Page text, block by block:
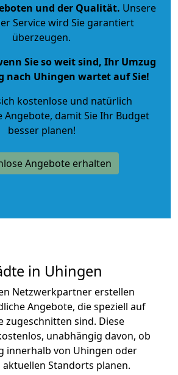
und der Qualität. Unsere
Service wird Sie garantiert
überzeugen.
Sie so weit sind, Ihr Umzug
nach Uhingen wartet auf Sie!
kostenlose und natürlich
Angebote, damit Sie Ihr Budget
besser planen!
Angebote erhalten
in Uhingen
Netzwerkpartner erstellen
Angebote, die speziell auf
zugeschnitten sind. Diese
unabhängig davon, ob
innerhalb von Uhingen oder
Standorts planen.